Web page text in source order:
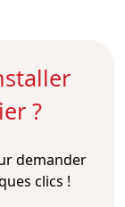
?
demander
clics !